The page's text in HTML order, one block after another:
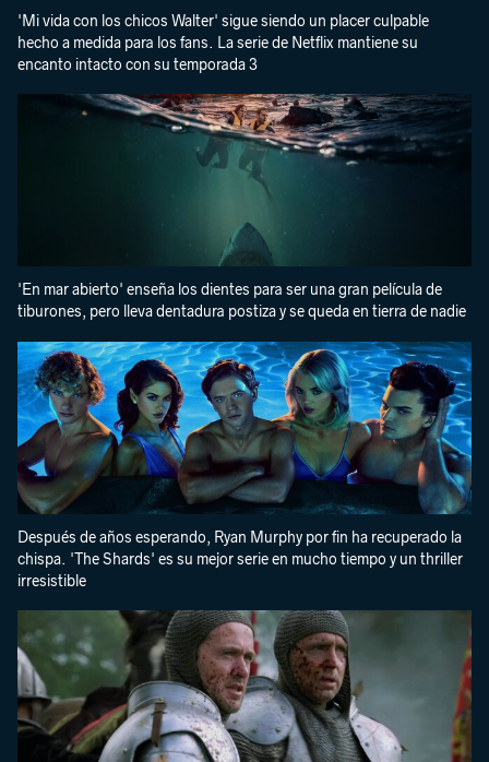
'Mi vida con los chicos Walter' sigue siendo un placer culpable
hecho a medida para los fans. La serie de Netflix mantiene su
encanto intacto con su temporada 3
'En mar abierto' enseña los dientes para ser una gran película de
tiburones, pero lleva dentadura postiza y se queda en tierra de nadie
Después de años esperando, Ryan Murphy por fin ha recuperado la
chispa. 'The Shards' es su mejor serie en mucho tiempo y un thriller
irresistible